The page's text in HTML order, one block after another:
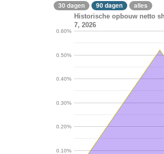
30 dagen 90 dagen alles
Historische opbouw netto
7, 2026
0.10%
0.20%
0.30%
0.40%
0.50%
0.60%